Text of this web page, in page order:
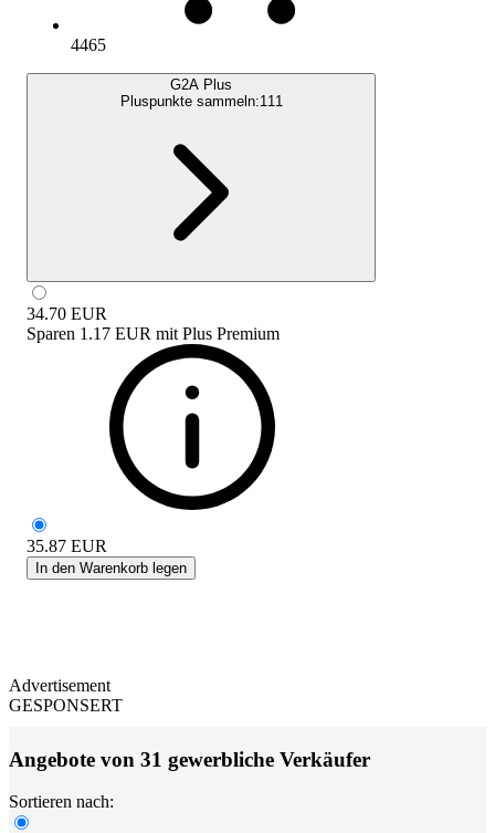
4465
G2A Plus
Pluspunkte sammeln:111
34.70 EUR
Sparen 1.17 EUR mit Plus Premium
35.87 EUR
In den Warenkorb legen
Advertisement
GESPONSERT
Angebote von 31 gewerbliche Verkäufer
Sortieren nach: